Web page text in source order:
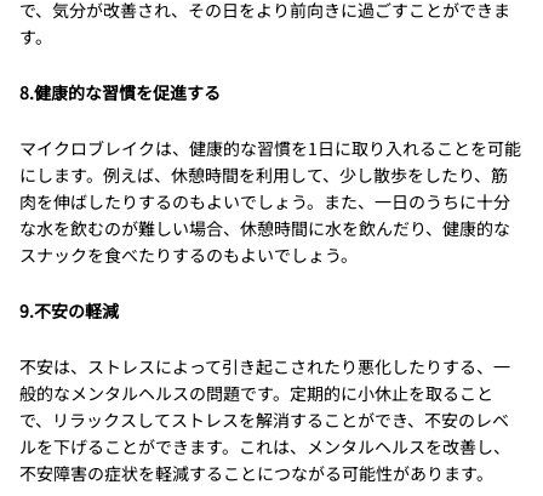
で、気分が改善され、その日をより前向きに過ごすことができま
す。
8.健康的な習慣を促進する
マイクロブレイクは、健康的な習慣を1日に取り入れることを可能
にします。例えば、休憩時間を利用して、少し散歩をしたり、筋
肉を伸ばしたりするのもよいでしょう。また、一日のうちに十分
な水を飲むのが難しい場合、休憩時間に水を飲んだり、健康的な
スナックを食べたりするのもよいでしょう。
9.不安の軽減
不安は、ストレスによって引き起こされたり悪化したりする、一
般的なメンタルヘルスの問題です。定期的に小休止を取ること
で、リラックスしてストレスを解消することができ、不安のレベ
ルを下げることができます。これは、メンタルヘルスを改善し、
不安障害の症状を軽減することにつながる可能性があります。